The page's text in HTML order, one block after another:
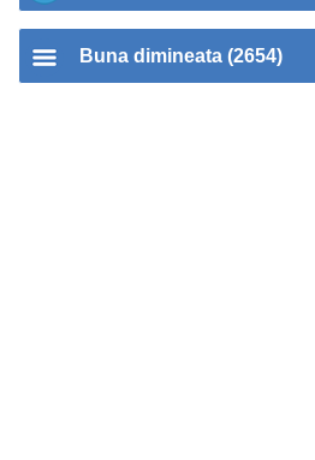
Buna dimineata (2654)